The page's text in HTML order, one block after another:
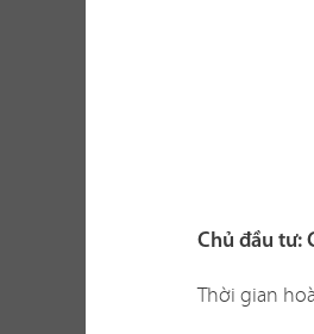
Chủ đầu tư:
Thời gian